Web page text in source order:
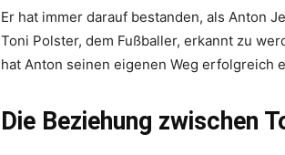
Er hat immer darauf bestanden, als Anton
Toni Polster, dem Fußballer, erkannt zu
hat Anton seinen eigenen Weg erfolgreich
Die Beziehung zwischen